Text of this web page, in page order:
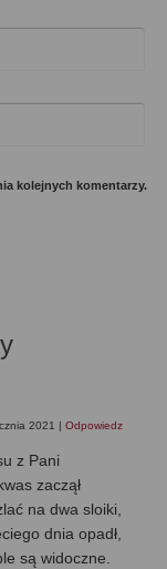
kolejnych komentarzy.
2021 | Odpowiedz
z Pani
zaczął
na dwa sloiki,
dnia opadł,
są widoczne.